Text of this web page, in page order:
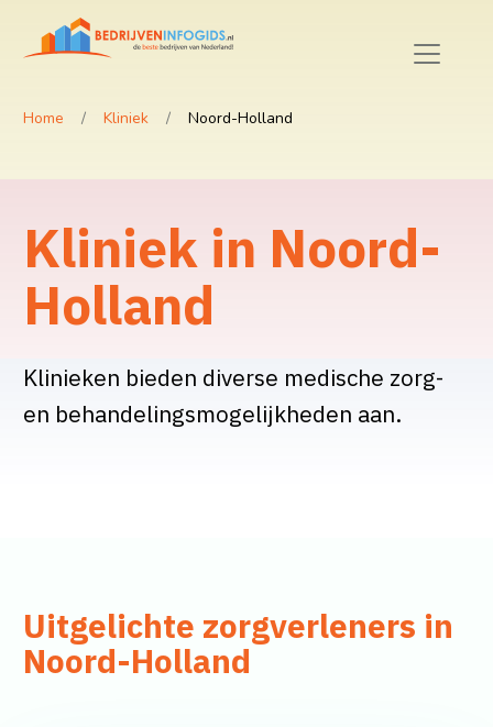
Home Kliniek Noord-Holland
Kliniek in Noord-
Holland
Klinieken bieden diverse medische zorg-
en behandelingsmogelijkheden aan.
Uitgelichte zorgverleners in
Noord-Holland